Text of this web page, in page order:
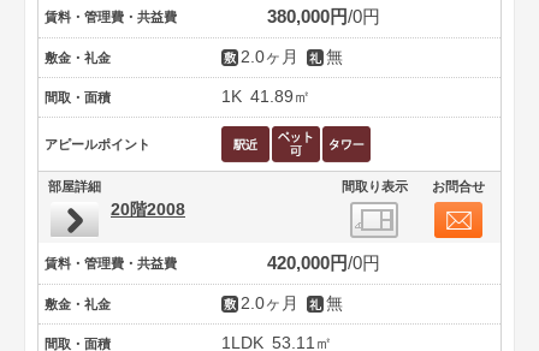
賃料・管理費・共益費 380,000円 0円
敷金・礼金 2.0ヶ月 無
間取・面積 1K 41.89㎡
アピールポイント
部屋詳細 間取り表示 お問合せ
20階2008
賃料・管理費・共益費 420,000円 0円
敷金・礼金 2.0ヶ月 無
間取・面積 1LDK 53.11㎡